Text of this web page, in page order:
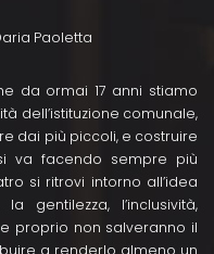
Paoletta
da ormai 17 anni stiamo
dell’istituzione comunale,
dai più piccoli, e costruire
va facendo sempre più
si ritrovi intorno all’idea
gentilezza, l’inclusività,
proprio non salveranno il
a renderlo almeno un